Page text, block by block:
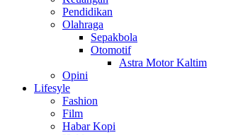
Pendidikan
Olahraga
Sepakbola
Otomotif
Astra Motor Kaltim
Opini
Lifesyle
Fashion
Film
Habar Kopi